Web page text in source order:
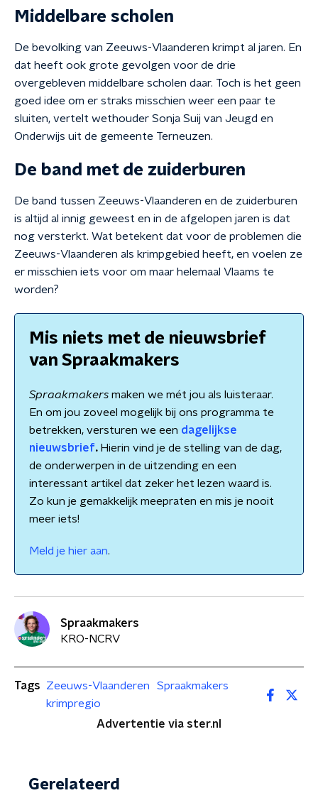
Middelbare scholen
De bevolking van Zeeuws-Vlaanderen krimpt al jaren. En
dat heeft ook grote gevolgen voor de drie
overgebleven middelbare scholen daar. Toch is het geen
goed idee om er straks misschien weer een paar te
sluiten, vertelt wethouder Sonja Suij van Jeugd en
Onderwijs uit de gemeente Terneuzen.
De band met de zuiderburen
De band tussen Zeeuws-Vlaanderen en de zuiderburen
is altijd al innig geweest en in de afgelopen jaren is dat
nog versterkt. Wat betekent dat voor de problemen die
Zeeuws-Vlaanderen als krimpgebied heeft, en voelen ze
er misschien iets voor om maar helemaal Vlaams te
worden?
Mis niets met de nieuwsbrief
van Spraakmakers
Spraakmakers maken we mét jou als luisteraar.
En om jou zoveel mogelijk bij ons programma te
betrekken, versturen we een dagelijkse
nieuwsbrief.Hierin vind je de stelling van de dag,
de onderwerpen in de uitzending en een
interessant artikel dat zeker het lezen waard is.
Zo kun je gemakkelijk meepraten en mis je nooit
meer iets!
Meld je hier aan.
Spraakmakers
KRO-NCRV
Tags Zeeuws-Vlaanderen
Spraakmakers
krimpregio
Advertentie via ster.nl
Gerelateerd